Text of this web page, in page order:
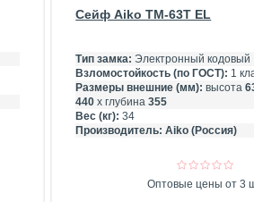
Сейф Aiko TM-63Т EL
Тип замка: Электронный кодовый
Взломостойкость (по ГОСТ): 1
Размеры внешние (мм): высота
440 х глубина355
Вес (кг): 34
Производитель:Aiko (Россия)
Оптовые цены от 3